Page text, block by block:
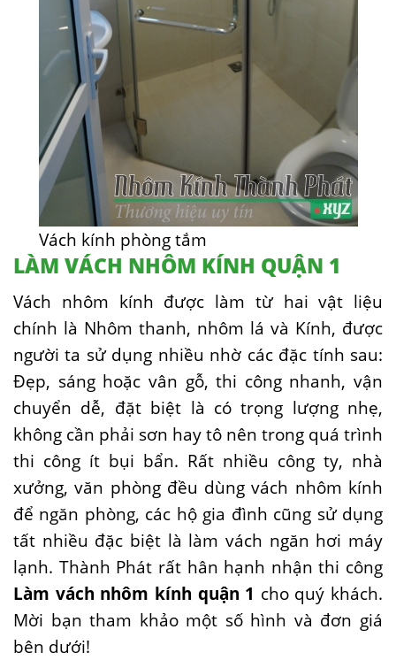
Vách kính phòng tắm
LÀM VÁCH NHÔM KÍNH QUẬN 1
Vách nhôm kính được làm từ hai vật liệu
chính là Nhôm thanh, nhôm lá và Kính, được
người ta sử dụng nhiều nhờ các đặc tính sau:
Đẹp, sáng hoặc vân gỗ, thi công nhanh, vận
chuyển dễ, đặt biệt là có trọng lượng nhẹ,
không cần phải sơn hay tô nên trong quá trình
thi công ít bụi bẩn. Rất nhiều công ty, nhà
xưởng, văn phòng đều dùng vách nhôm kính
để ngăn phòng, các hộ gia đình cũng sử dụng
tất nhiều đặc biệt là làm vách ngăn hơi máy
lạnh. Thành Phát rất hân hạnh nhận thi công
Làm vách nhôm kính quận 1 cho quý khách.
Mời bạn tham khảo một số hình và đơn giá
bên dưới!